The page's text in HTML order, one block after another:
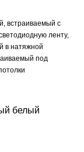
встраиваемый с
ленту,
в натяжной
под
белый